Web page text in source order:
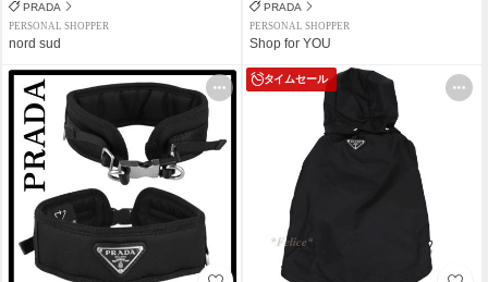
PRADA
PERSONAL SHOPPER
nord sud
PRADA
PERSONAL SHOPPER
Shop for YOU
タイムセール